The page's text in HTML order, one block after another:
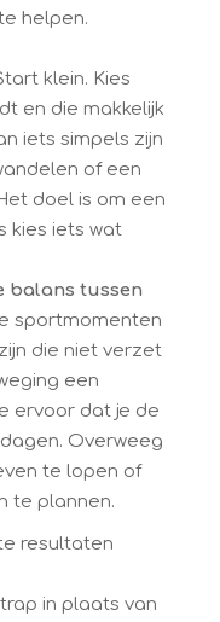
helpen.
klein. Kies
en die makkelijk
iets simpels zijn
of een
doel is om een
kies iets wat
balans tussen
sportmomenten
die niet verzet
een
ervoor dat je de
Overweeg
te lopen of
te plannen.
resultaten
in plaats van